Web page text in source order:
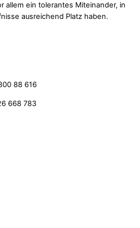
allem ein tolerantes Miteinander, in
ausreichend Platz haben.
88 616
668 783